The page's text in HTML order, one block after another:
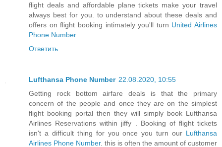
flight deals and affordable plane tickets make your travel
always best for you. to understand about these deals and
offers on flight booking intimately you'll turn United Airlines
Phone Number.
Ответить
Lufthansa Phone Number 22.08.2020, 10:55
Getting rock bottom airfare deals is that the primary
concern of the people and once they are on the simplest
flight booking portal then they will simply book Lufthansa
Airlines Reservations within jiffy . Booking of flight tickets
isn't a difficult thing for you once you turn our Lufthansa
Airlines Phone Number. this is often the amount of customer